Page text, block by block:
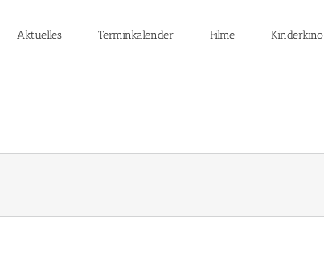
Aktuelles Terminkalender Filme Kinderkino